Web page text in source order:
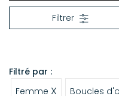
Boucles d'oreilles
Bagues
Filtrer
Filtré par :
Femme X Boucles